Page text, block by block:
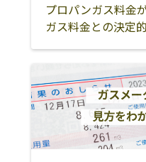
プロパンガス料金
ガス料金との決定